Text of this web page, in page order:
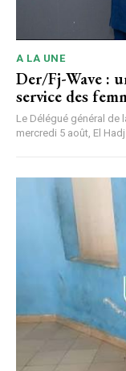
A LA UNE
Der/Fj-Wave :
service des
Le Délégué général de
mercredi 5 août, El